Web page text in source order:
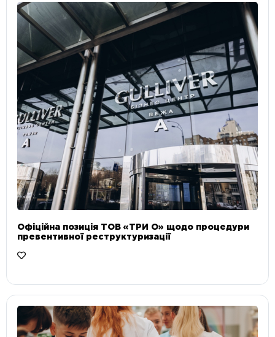
Офіційна позиція ТОВ «ТРИ О» щодо процедури
превентивної реструктуризації